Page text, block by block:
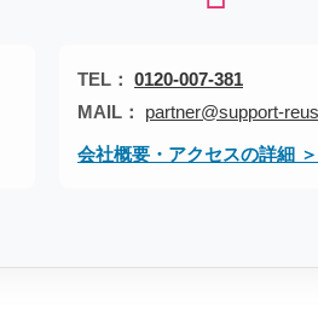
TEL： 0120-007-381
MAIL：
partner@support-
会社概要・アクセスの詳細 ＞